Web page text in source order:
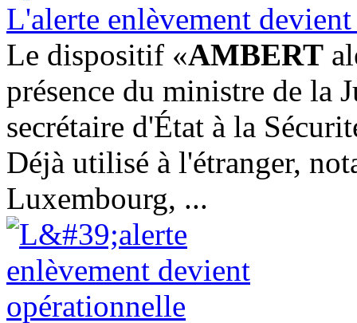
L'alerte enlèvement
Le dispositif «AMBERT
présence du ministre de la
secrétaire d'État à la
Déjà utilisé à l'étranger,
Luxembourg, ...